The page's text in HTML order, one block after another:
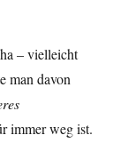
– vielleicht
man davon
immer weg ist.